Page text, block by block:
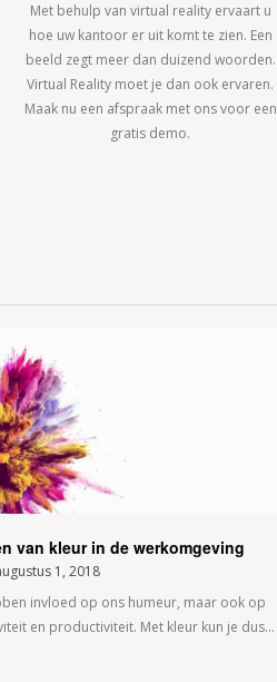
Met behulp van virtual reality ervaart u
hoe uw kantoor er uit komt te zien. Een
beeld zegt meer dan duizend woorden.
Virtual Reality moet je dan ook ervaren.
Maak nu een afspraak met ons voor een
gratis demo.
van kleur in de werkomgeving
1, 2018
invloed op ons humeur, maar ook op
en productiviteit. Met kleur kun je dus…